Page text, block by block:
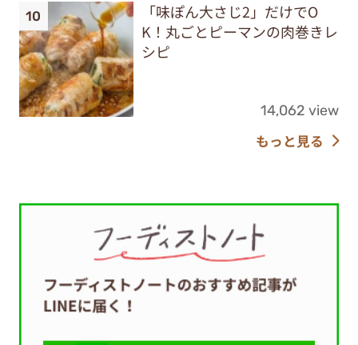
「味ぽん大さじ2」だけでO
K！丸ごとピーマンの肉巻きレ
シピ
14,062 view
もっと見る